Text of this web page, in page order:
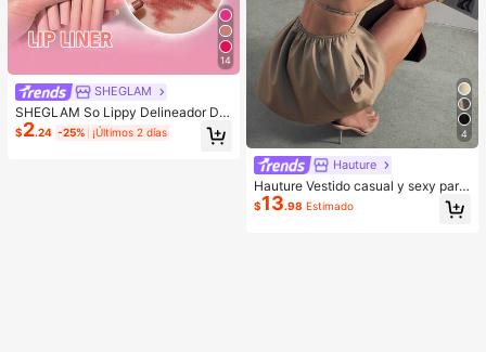
14
SHEGLAM
SHEGLAM So Lippy Delineador De
Labios-Misty Rose Lip Combo Mar
ca De Belleza CosméTica Maquillaj
$2.24 -25% ¡Últimos 2 días 4
Hauture
Hauture Vestido casual y sexy para
oficina con cuello cuadrado, delant
al frontal y bolsillos, con espalda ab
$13.98 Estimado